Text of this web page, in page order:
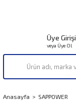
Üye Girişi
veya Üye Ol
Anasayfa SAPPOWER